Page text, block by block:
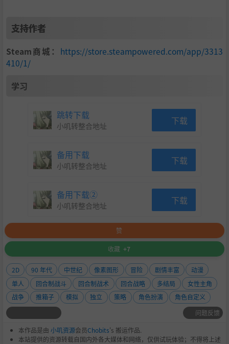
支持作者
Steam商城： https://store.steampowered.com/app/3313
410/1/
学习
跳转下载
小叽转整合地址 下载
备用下载
小叽转整合地址 下载
备用下载②
小叽转整合地址 下载
赞
收藏 +7
2D 90 年代 中世纪 像素图形 冒险 剧情丰富
动漫
单人
回合制战斗 回合制战术 回合战略 多结局
女性主角
战争
推箱子 模拟 独立 策略 角色扮演
角色自定义
问题反馈
本作品是由 小叽资源会员Chobits's 搬运作品.
本站提供的资源转载自国内外各大媒体和网络，仅供试玩体验；不得将上述